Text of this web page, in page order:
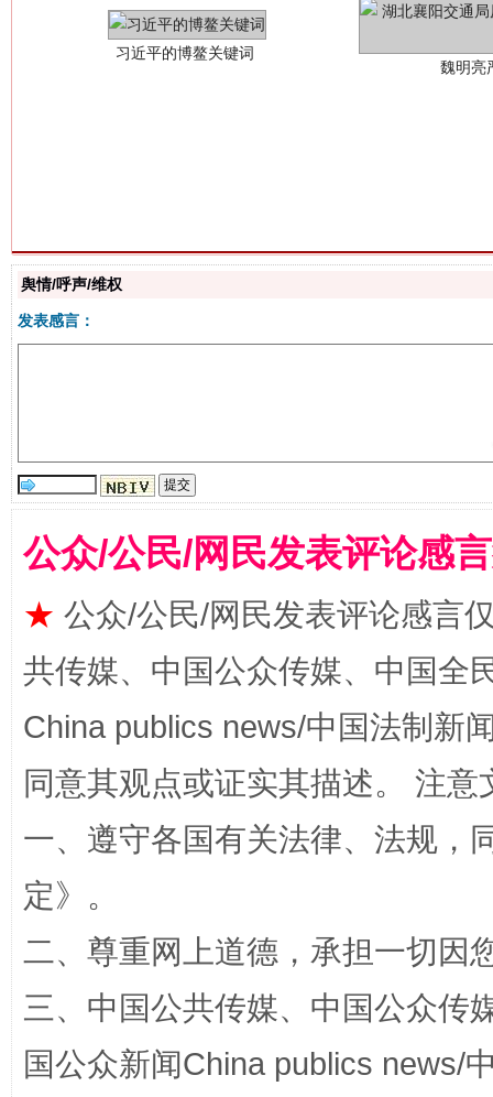
揭批美国五大"原罪" "炒
舆情/呼声/维权
发表感言：
公众/公民/网民发表评论感
★ 公众/公民/网民发表评论感言
共传媒、中国公众传媒、中国全
China publics news/中国法制新
同意其观点或证实其描述。 注
一、遵守各国有关法律、法规，
定》。
二、尊重网上道德，承担一切因
三、中国公共传媒、中国公众传
国公众新闻China publics news/